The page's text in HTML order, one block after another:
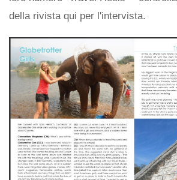
della rivista qui per l'intervista.